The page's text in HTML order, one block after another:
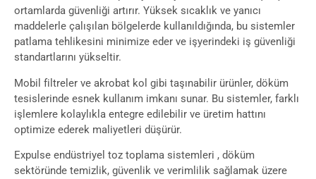
ortamlarda güvenliği artırır. Yüksek sıcaklık ve yanıcı
maddelerle çalışılan bölgelerde kullanıldığında, bu sistemler
patlama tehlikesini minimize eder ve işyerindeki iş güvenliği
standartlarını yükseltir.
Mobil filtreler ve akrobat kol gibi taşınabilir ürünler, döküm
tesislerinde esnek kullanım imkanı sunar. Bu sistemler, farklı
işlemlere kolaylıkla entegre edilebilir ve üretim hattını
optimize ederek maliyetleri düşürür.
Expulse endüstriyel toz toplama sistemleri , döküm
sektöründe temizlik, güvenlik ve verimlilik sağlamak üzere